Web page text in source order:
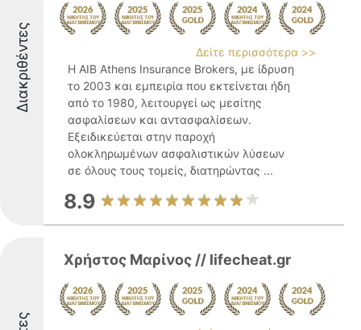
Διακριθέντες
Δείτε περισσότερα >>
Η AIB Athens Insurance Brokers, με ίδρυση
το 2003 και εμπειρία που εκτείνεται ήδη
από το 1980, λειτουργεί ως μεσίτης
ασφαλίσεων και αντασφαλίσεων.
Εξειδικεύεται στην παροχή
ολοκληρωμένων ασφαλιστικών λύσεων
σε όλους τους τομείς, διατηρώντας ...
8.9
Χρήστος Μαρίνος // lifecheat.gr